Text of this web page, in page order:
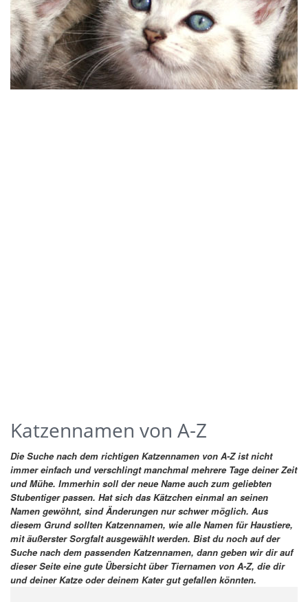
Katzennamen von A-Z
Die Suche nach dem richtigen Katzennamen von A-Z ist nicht
immer einfach und verschlingt manchmal mehrere Tage deiner Zeit
und Mühe. Immerhin soll der neue Name auch zum geliebten
Stubentiger passen. Hat sich das Kätzchen einmal an seinen
Namen gewöhnt, sind Änderungen nur schwer möglich. Aus
diesem Grund sollten Katzennamen, wie alle Namen für Haustiere,
mit äußerster Sorgfalt ausgewählt werden. Bist du noch auf der
Suche nach dem passenden Katzennamen, dann geben wir dir auf
dieser Seite eine gute Übersicht über Tiernamen von A-Z, die dir
und deiner Katze oder deinem Kater gut gefallen könnten.